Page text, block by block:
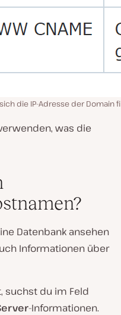
die IP-Adresse der Domain
was die
Datenbank ansehen
Informationen über
suchst du im Feld
-Informationen.